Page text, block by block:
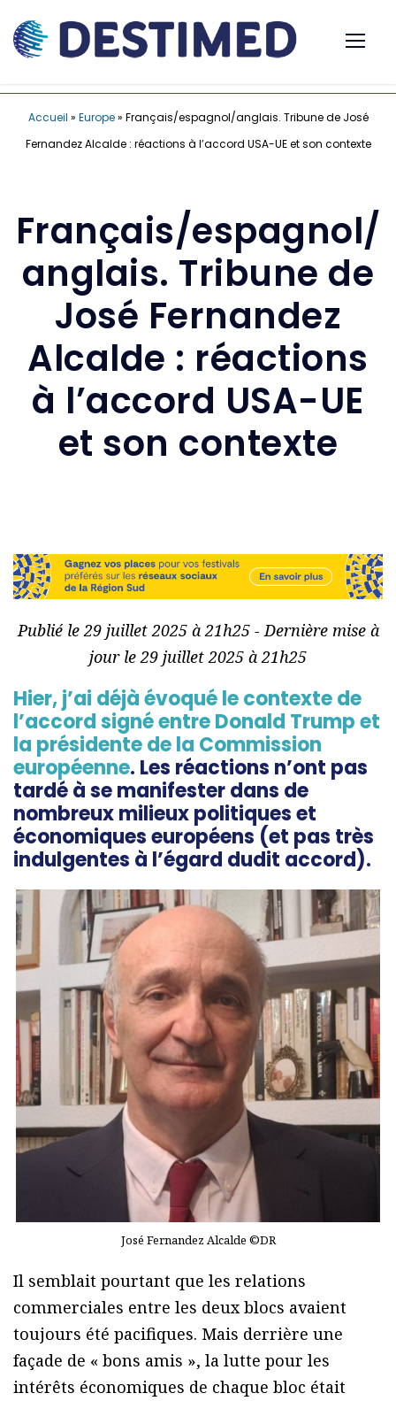
Accueil » Europe» Français/espagnol/anglais. Tribune de José
Fernandez Alcalde : réactions à l’accord USA-UE et son contexte
Français/espagnol/
anglais. Tribune de
José Fernandez
Alcalde : réactions
à l’accord USA-UE
et son contexte
Publié le 29 juillet 2025 à 21h25 - Dernière mise à
jour le 29 juillet 2025 à 21h25
Hier, j’ai déjà évoqué le contexte de
l’accord signé entre Donald Trump et
la présidente de la Commission
européenne. Les réactions n’ont pas
tardé à se manifester dans de
nombreux milieux politiques et
économiques européens (et pas très
indulgentes à l’égard dudit accord).
José Fernandez Alcalde ©DR
Il semblait pourtant que les relations
commerciales entre les deux blocs avaient
toujours été pacifiques. Mais derrière une
façade de « bons amis », la lutte pour les
intérêts économiques de chaque bloc était